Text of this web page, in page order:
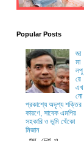
Popular Posts
জা
মা
লপু
রে
এখ
নো
প্রকাশ্যে অদৃশ্য শক্তির
কারণে, সাবেক এমপির
সহকারি ও ভূমি খেঁকো
মিজান